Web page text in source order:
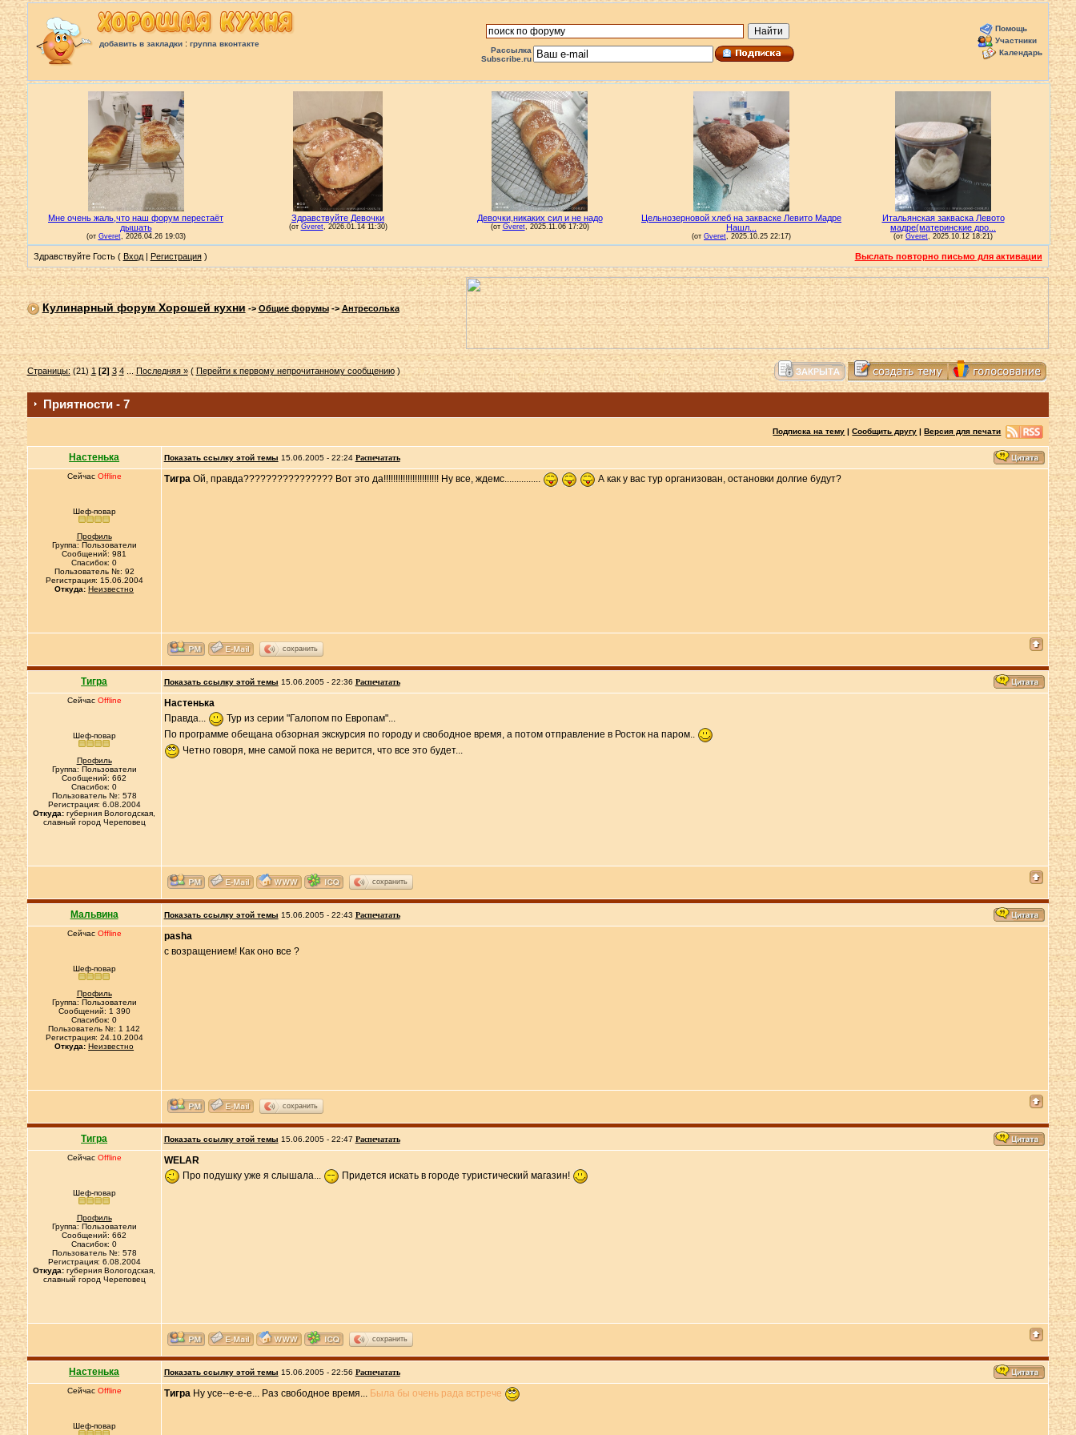
добавить в закладки: группа вконтакте
Рассылка
Subscribe.ru
Помощь
Участники
Календарь
Здравствуйте Гость ( Вход| Регистрация) Выслать повторно письмо для активации
Кулинарный форум Хорошей кухни->Общие форумы-> Антресолька
Страницы:(21)1 [2] 3 4...Последняя »(Перейти к первому непрочитанному сообщению)
Приятности - 7
Подписка на тему |Сообщить другу |Версия для печати
Настенька Показать ссылку этой темы 15.06.2005 - 22:24 Распечатать
Сейчас Offline
Шеф-повар
Профиль
Группа: Пользователи
Сообщений: 981
Спасибок: 0
Пользователь №: 92
Регистрация: 15.06.2004
Откуда: Неизвестно
ТиграОй, правда???????????????? Вот это да!!!!!!!!!!!!!!!!!!!!!!! Ну все, ждемс............... А как у вас тур организован, остановки долгие будут?
сохранить
Тигра Показать ссылку этой темы 15.06.2005 - 22:36 Распечатать
Сейчас Offline
Шеф-повар
Профиль
Группа: Пользователи
Сообщений: 662
Спасибок: 0
Пользователь №: 578
Регистрация: 6.08.2004
Откуда: губерния Вологодская,
славный город Череповец
Настенька
Правда...
Тур из серии "Галопом по Европам"...
По программе обещана обзорная экскурсия по городу и свободное время, а потом отправление в Росток на паром..
Четно говоря, мне самой пока не верится, что все это будет...
сохранить
Мальвина Показать ссылку этой темы 15.06.2005 - 22:43 Распечатать
Сейчас Offline
Шеф-повар
Профиль
Группа: Пользователи
Сообщений: 1 390
Спасибок: 0
Пользователь №: 1 142
Регистрация: 24.10.2004
Откуда: Неизвестно
pasha
с возращением! Как оно все ?
сохранить
Тигра Показать ссылку этой темы 15.06.2005 - 22:47 Распечатать
Сейчас Offline
Шеф-повар
Профиль
Группа: Пользователи
Сообщений: 662
Спасибок: 0
Пользователь №: 578
Регистрация: 6.08.2004
Откуда: губерния Вологодская,
славный город Череповец
WELAR
Про подушку уже я слышала...
Придется искать в городе туристический магазин!
сохранить
Настенька Показать ссылку этой темы 15.06.2005 - 22:56 Распечатать
Сейчас Offline
Шеф-повар
ТиграНу усе--е-е-е... Раз свободное время... Была бы очень рада встрече